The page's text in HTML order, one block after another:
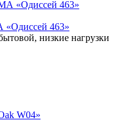
463»
низкие нагрузки